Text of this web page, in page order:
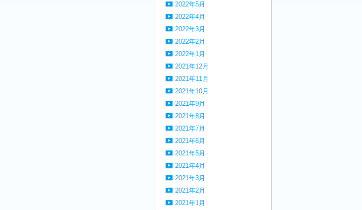
2022年5月
2022年4月
2022年3月
2022年2月
2022年1月
2021年12月
2021年11月
2021年10月
2021年9月
2021年8月
2021年7月
2021年6月
2021年5月
2021年4月
2021年3月
2021年2月
2021年1月